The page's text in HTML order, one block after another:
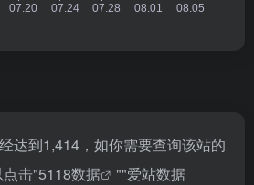
达到1,414，如你需要查询该站的
击"5118数据 ""爱站数据